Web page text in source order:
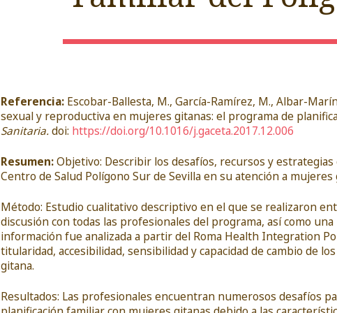
Referencia: Escobar-Ballesta, M., García-Ramírez, M., Albar-
sexual y reproductiva en mujeres gitanas: el programa de
Sanitaria.doi: https://doi.org/10.1016/j.gaceta.2017.12.006
Resumen:Objetivo: Describir los desafíos, recursos y
Centro de Salud Polígono Sur de Sevilla en su atención a mujeres
Método: Estudio cualitativo descriptivo en el que se realizaron
discusión con todas las profesionales del programa, así como
información fue analizada a partir del Roma Health Integration
titularidad, accesibilidad, sensibilidad y capacidad de cambio de
gitana.
Resultados: Las profesionales encuentran numerosos desafíos